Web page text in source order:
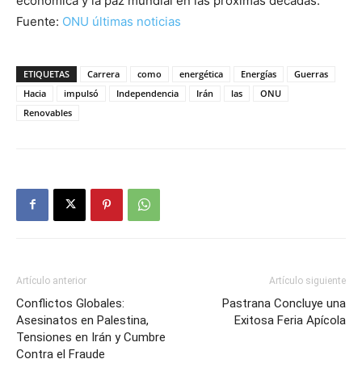
Fuente: ONU últimas noticias
ETIQUETAS Carrera como energética Energías
Guerras
Hacia
impulsó Independencia Irán las
ONU
Renovables
Artículo anterior
Conflictos Globales:
Asesinatos en Palestina,
Tensiones en Irán y Cumbre
Contra el Fraude
Artículo siguiente
Pastrana Concluye una
Exitosa Feria Apícola